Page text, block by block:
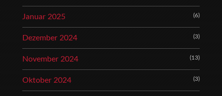
Januar 2025 (6)
Dezember 2024 (3)
November 2024 (13)
Oktober 2024 (3)